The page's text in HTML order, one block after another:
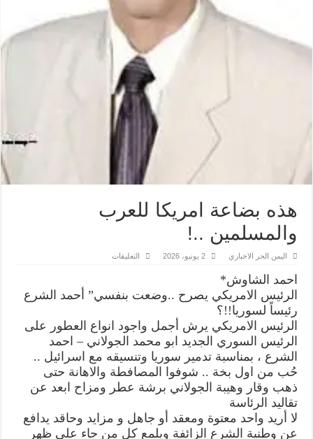
هذه بضاعة امريكا للعرب
والمسلمين ..!
اليمن الحر الاخباري 2 يونيو، 2026 التعليقات
للعرب
والمسلمين
احمد الشاوش*
الرئيس الامريكي يصرح ..وضعت بنفسي” أحمد الشرع
رئيساً لسوريا!!؟
الرئيس الامريكي يرش أجمل واجود انواع العطور على
الرئيس السوري الجديد ابو محمد الجولاني – احمد
الشرع ، بمناسبة تدمير سوريا وتنسيقه مع اسرائيل ..
حُب من اول بخة .. شوفوا المصافطة والاهانة حتى
ذهب وقار وهيبة الجولاني برشة عطر ومزاح ابعد عن
تقاليد الرئاسة
لا أريد واحد معتوة ومعقد أو جاهل و مزايد وحاقد يدافع
عن وطنية الشرع الزائفة ويلمع كل من جاء على ظهر